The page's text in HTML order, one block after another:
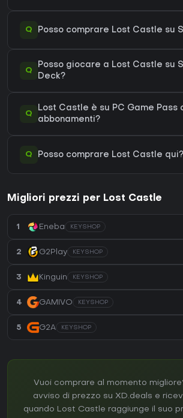
Q Posso comprare Lost Castle su
Q
Posso giocare a Lost Castle su
Deck?
Q
Lost Castle è su PC Game Pass
abbonamenti?
Q Posso comprare Lost Castle qui?
Migliori prezzi per Lost Castle
1 Eneba KEYSHOP
2 G2Play KEYSHOP
3 Kinguin KEYSHOP
4 GAMIVO KEYSHOP
5 G2A KEYSHOP
Vuoi comprare al momento
avviso di prezzo su XD.deals e
quando Lost Castle raggiunge il suo